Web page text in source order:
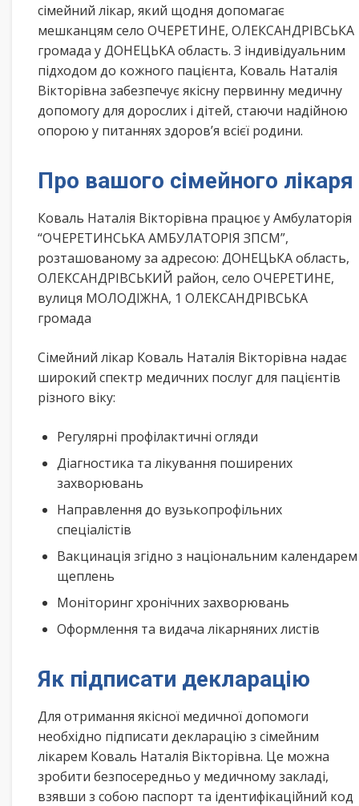
сімейний лікар, який щодня допомагає
мешканцям село ОЧЕРЕТИНЕ, ОЛЕКСАНДРІВСЬКА
громада у ДОНЕЦЬКА область. З індивідуальним
підходом до кожного пацієнта, Коваль Наталія
Вікторівна забезпечує якісну первинну медичну
допомогу для дорослих і дітей, стаючи надійною
опорою у питаннях здоров’я всієї родини.
Про вашого сімейного лікаря
Коваль Наталія Вікторівна працює у Амбулаторія
“ОЧЕРЕТИНСЬКА АМБУЛАТОРІЯ ЗПСМ”,
розташованому за адресою: ДОНЕЦЬКА область,
ОЛЕКСАНДРІВСЬКИЙ район, село ОЧЕРЕТИНЕ,
вулиця МОЛОДІЖНА, 1 ОЛЕКСАНДРІВСЬКА
громада
Сімейний лікар Коваль Наталія Вікторівна надає
широкий спектр медичних послуг для пацієнтів
різного віку:
Регулярні профілактичні огляди
Діагностика та лікування поширених
захворювань
Направлення до вузькопрофільних
спеціалістів
Вакцинація згідно з національним календарем
щеплень
Моніторинг хронічних захворювань
Оформлення та видача лікарняних листів
Як підписати декларацію
Для отримання якісної медичної допомоги
необхідно підписати декларацію з сімейним
лікарем Коваль Наталія Вікторівна. Це можна
зробити безпосередньо у медичному закладі,
взявши з собою паспорт та ідентифікаційний код